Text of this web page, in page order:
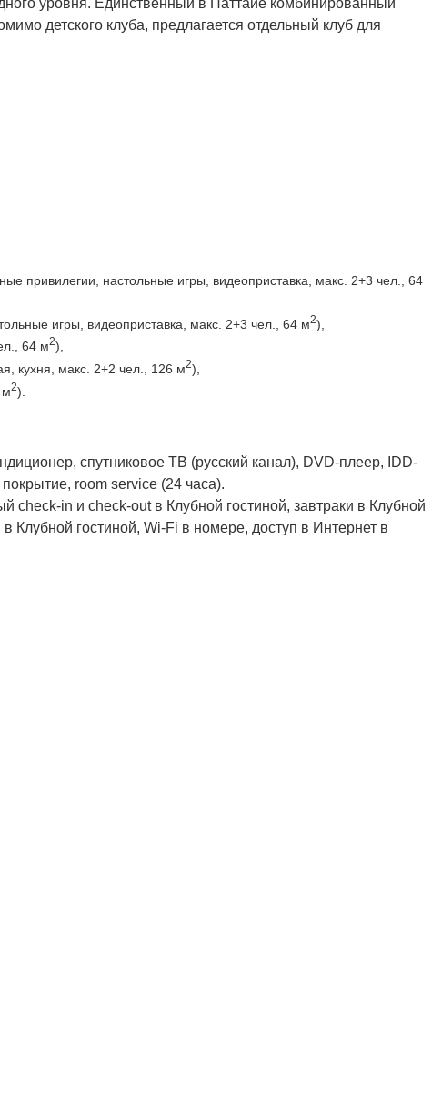
детского клуба, предлагается отдельный клуб для
привилегии, настольные игры, видеоприставка, макс. 2+3 чел., 64
игры, видеоприставка, макс. 2+3 чел., 64 м2),
64 м2),
кухня, макс. 2+2 чел., 126 м2),
м2).
спутниковое TВ (русский канал), DVD-плеер, IDD-
room service (24 часа).
check-in и check-out в Клубной гостиной, завтраки в Клубной
Клубной гостиной, Wi-Fi в номере, доступ в Интернет в